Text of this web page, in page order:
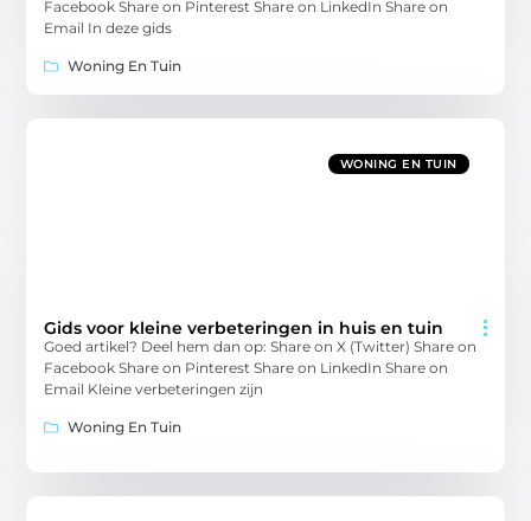
Facebook Share on Pinterest Share on LinkedIn Share on
Email In deze gids
Woning En Tuin
WONING EN TUIN
Gids voor kleine verbeteringen in huis en tuin
Goed artikel? Deel hem dan op: Share on X (Twitter) Share on
Facebook Share on Pinterest Share on LinkedIn Share on
Email Kleine verbeteringen zijn
Woning En Tuin